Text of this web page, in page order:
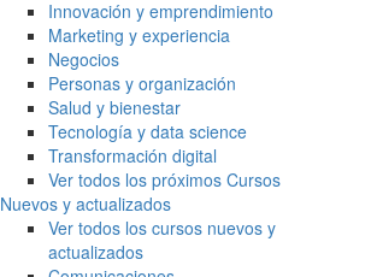
Innovación y emprendimiento
Marketing y experiencia
Negocios
Personas y organización
Salud y bienestar
Tecnología y data science
Transformación digital
Ver todos los próximos Cursos
Nuevos y actualizados
Ver todos los cursos nuevos y
actualizados